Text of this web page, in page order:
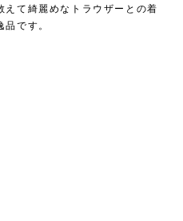
えて綺麗めなトラウザーとの着
です。